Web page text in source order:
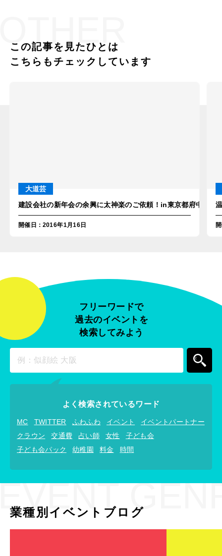
この記事を見たひとは
こちらもチェックしています
大道芸
建設会社の新年会の余興に太神楽のご依頼！in東京都府中市
開催日 ：2016年1月16日
フリーワードで
過去のイベントを
検索してみよう
よく検索されているワード
MC TWITTER ふわふわ イベント
イベントパートナー
クラウン
交通費 占い師 女性
子ども会
子ども会パック
幼稚園 料金 時間
業種別イベントブログ